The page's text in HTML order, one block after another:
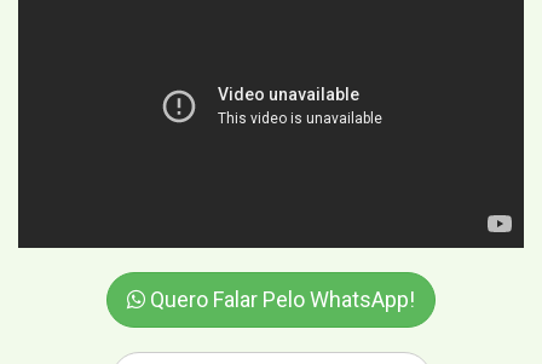
Quero Falar Pelo WhatsApp!